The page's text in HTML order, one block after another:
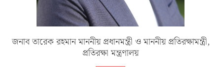
জনাব তারেক রহমান মাননীয় প্রধানমন্ত্রী ও মাননীয় প্রতিরক্ষামন্ত্রী,
প্রতিরক্ষা মন্ত্রণালয়